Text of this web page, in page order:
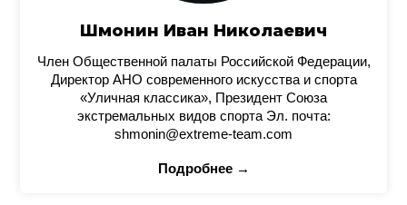
Шмонин Иван Николаевич
Член Общественной палаты Российской Федерации,
Директор АНО современного искусства и спорта
«Уличная классика», Президент Союза
экстремальных видов спорта Эл. почта:
shmonin@extreme-team.com
Подробнее →